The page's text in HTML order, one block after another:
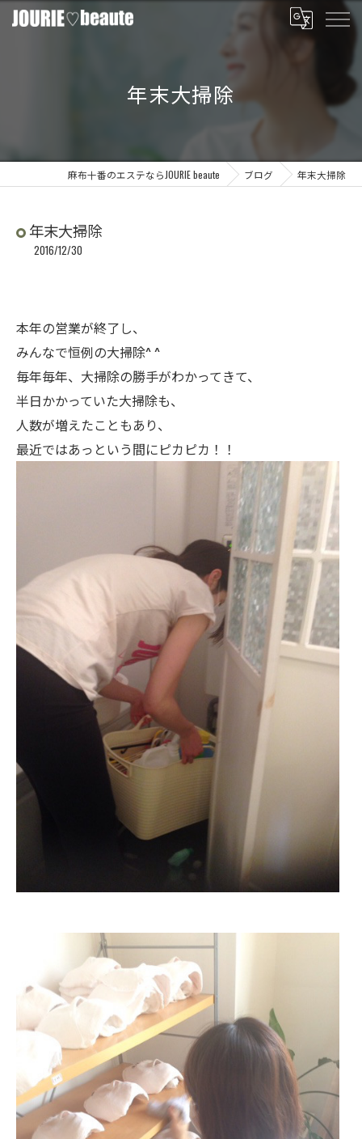
年末大掃除
麻布十番のエステならJOURIE beaute ブログ 年末大掃除
年末大掃除
2016/12/30
本年の営業が終了し、
みんなで恒例の大掃除^ ^
毎年毎年、大掃除の勝手がわかってきて、
半日かかっていた大掃除も、
人数が増えたこともあり、
最近ではあっという間にピカピカ！！